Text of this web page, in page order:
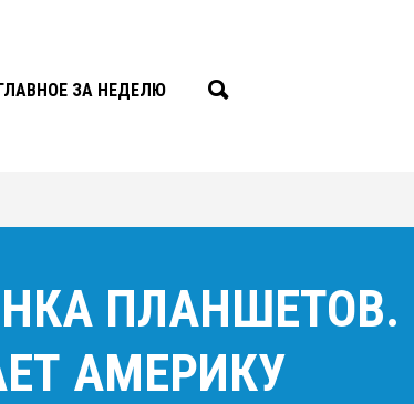
ЗА НЕДЕЛЮ
ПЛАНШЕТОВ.
АМЕРИКУ